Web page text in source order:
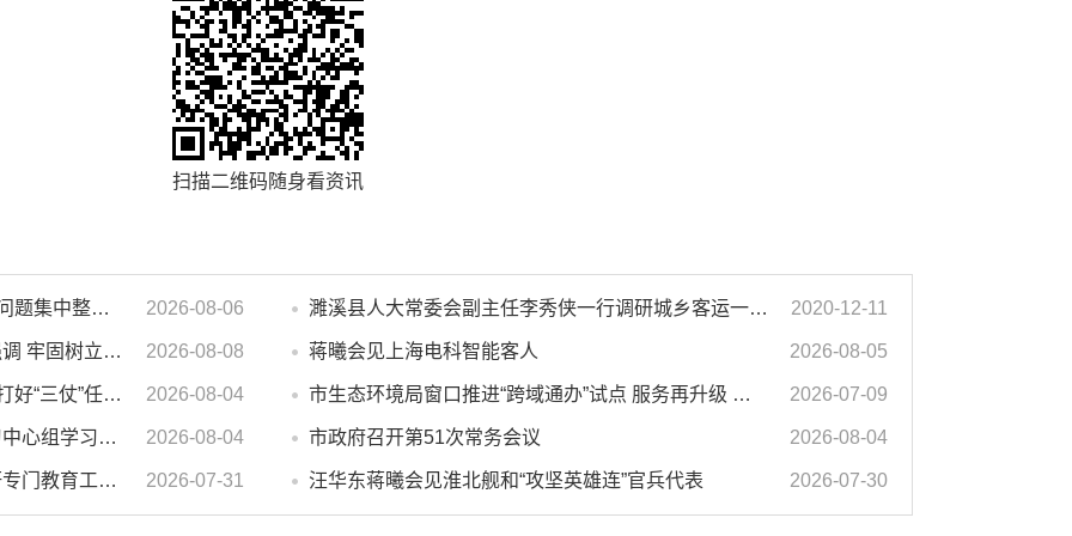
扫描二维码随身看资讯
汪华东在督导群众身边不正之风 和腐败问题集中整治工作时强调 以更高标准更实举措纵深推进集中整治 不断增强人民群众获得感幸福感安全感 2026-08-06 濉溪县人大常委会副主任李秀侠一行调研城乡客运一体化和治超工作 2020-12-11
蒋曦在台风“白海豚”防御工作调度会上强调 牢固树立和践行正确政绩观 切实维护人民群众生命财产安全 2026-08-08 蒋曦会见上海电科智能客人 2026-08-05
汪华东在全市季度工作会议上强调 锚定打好“三仗”任务和年度预期目标不动摇 在全市上下掀起比学赶超争先进位的攻坚热潮 2026-08-04 市生态环境局窗口推进“跨域通办”试点 服务再升级 办事更便利 2026-07-09
市政府2026年第14次党组会 暨理论学习中心组学习会议召开 蒋曦主持会议并讲话 2026-08-04 市政府召开第51次常务会议 2026-08-04
汪华东开展夏季“送清凉”慰问活动并调研专门教育工作 落实落细防暑降温措施 用心用情关爱一线职工 2026-07-31 汪华东蒋曦会见淮北舰和“攻坚英雄连”官兵代表 2026-07-30